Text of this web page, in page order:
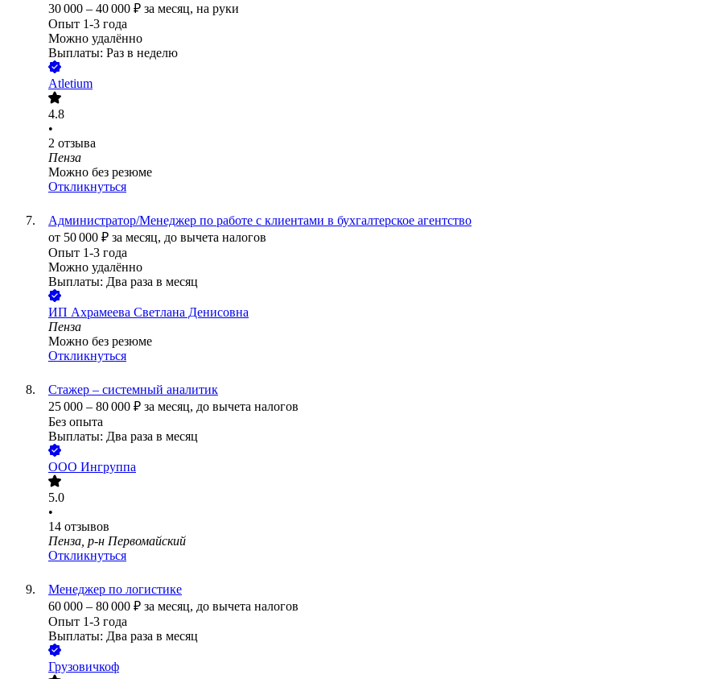
30 000 – 40 000 ₽ за месяц, на руки
Опыт 1-3 года
Можно удалённо
Выплаты: Раз в неделю
Atletium
4.8
•
2 отзыва
Пенза
Можно без резюме
Откликнуться
Администратор/Менеджер по работе с клиентами в бухгалтерское агентство
от 50 000 ₽ за месяц, до вычета налогов
Опыт 1-3 года
Можно удалённо
Выплаты: Два раза в месяц
ИП Ахрамеева Светлана Денисовна
Пенза
Можно без резюме
Откликнуться
Стажер – системный аналитик
25 000 – 80 000 ₽ за месяц, до вычета налогов
Без опыта
Выплаты: Два раза в месяц
ООО Ингруппа
5.0
•
14 отзывов
Пенза, р-н Первомайский
Откликнуться
Менеджер по логистике
60 000 – 80 000 ₽ за месяц, до вычета налогов
Опыт 1-3 года
Выплаты: Два раза в месяц
Грузовичкоф